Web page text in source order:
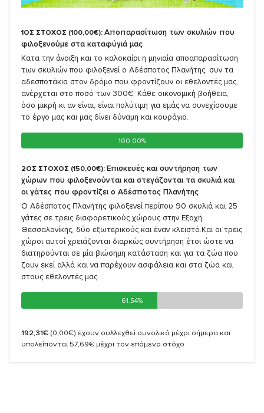
1ΟΣ ΣΤΟΧΟΣ (100,00€): Αποπαρασίτωση των σκυλιών που
φιλοξενούμε στα καταφύγιά μας
Κατα την άνοιξη και το καλοκαίρι η μηνιαία αποαπαρασίτωση
των σκυλιών που φιλοξενεί ο Αδέσποτος Πλανήτης, συν τα
αδεσποτάκια στον δρόμο που φροντίζουν οι εθελοντές μας,
ανέρχεται στο ποσό των 300€. Κάθε οικονομική βοήθεια,
όσο μικρή κι αν είναι, είναι πολύτιμη για εμάς να συνεχίσουμε
το έργο μας και μας δίνει δύναμη και κουράγιο.
100.00%
100.00%
2ΟΣ ΣΤΟΧΟΣ (150,00€): Επισκευές και συντήρηση των
χώρων που φιλοξενούνται και στεγάζονται τα σκυλιά και
οι γάτες που φροντίζει ο Αδέσποτος Πλανήτης
Ο Αδέσποτος Πλανήτης φιλοξενεί περίπου 90 σκυλιά και 25
γάτες σε τρεις διαφορετικούς χώρους στην Εξοχή
Θεσσαλονίκης, δύο εξωτερικούς και έναν κλειστό.Και οι τρεις
χώροι αυτοί χρειάζονται διαρκώς συντήρηση έτσι ώστε να
διατηρούνται σε μία βιώσημη κατάσταση και για τα ζώα που
ζουν εκεί αλλά και να παρέχουν ασφάλεια και στα ζώα και
στους εθελοντές μας.
61.54%
61.54%
192,31€ (0,00€) έχουν συλλεχθεί συνολικά μέχρι σήμερα και
υπολείπονται 57,69€ μέχρι τον επόμενο στόχο